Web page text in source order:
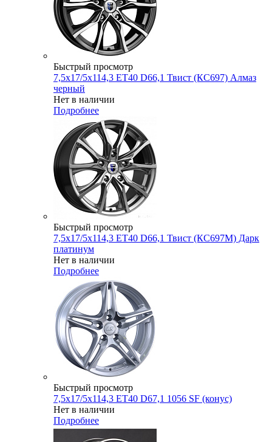
Быстрый просмотр
7,5x17/5x114,3 ET40 D66,1 Твист (КС697) Алмаз
черный
Нет в наличии
Подробнее
Быстрый просмотр
7,5x17/5x114,3 ET40 D66,1 Твист (КС697М) Дарк
платинум
Нет в наличии
Подробнее
Быстрый просмотр
7,5x17/5x114,3 ET40 D67,1 1056 SF (конус)
Нет в наличии
Подробнее